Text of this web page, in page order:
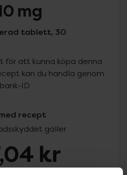
mg
tablett, 30
för att kunna köpa denna
kan du handla genom
ID.
recept
gäller
kr